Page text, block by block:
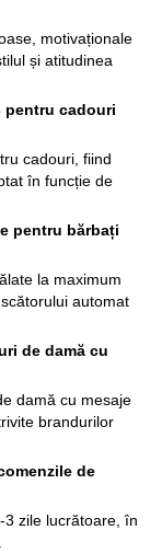
motivaționale
și atitudinea
pentru cadouri
cadouri, fiind
în funcție de
pentru bărbați
la maximum
automat
de damă cu
damă cu mesaje
brandurilor
de
zile lucrătoare, în